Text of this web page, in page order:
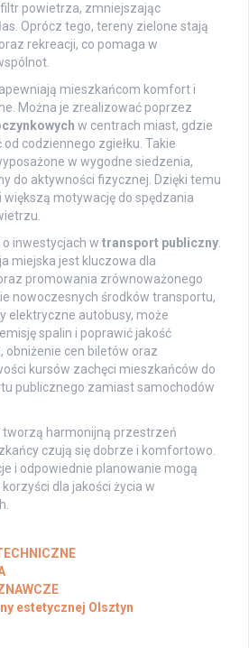
powietrza, zmniejszając
Oprócz tego, tereny zielone stają
rekreacji, co pomaga w
mieszkańcom komfort i
Można je zrealizować poprzez
w centrach miast, gdzie
codziennego zgiełku. Takie
w wygodne siedzenia,
do aktywności fizycznej. Dzięki temu
motywację do spędzania
inwestycjach w transport publiczny.
miejska jest kluczowa dla
promowania zrównoważonego
nowoczesnych środków transportu,
elektryczne autobusy, może
spalin i poprawić jakość
obniżenie cen biletów oraz
kursów zachęci mieszkańców do
publicznego zamiast samochodów
tworzą harmonijną przestrzeń
czują się dobrze i komfortowo.
i odpowiednie planowanie mogą
dla jakości życia w
estetycznej Olsztyn